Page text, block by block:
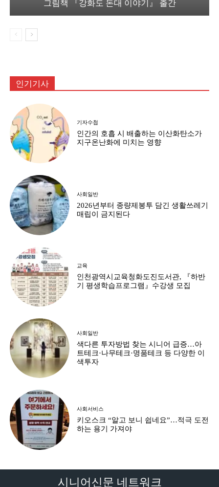
그림책 『강화도 돈대 이야기』 출간
인기기사
기자수첩
인간의 호흡 시 배출하는 이산화탄소가
지구온난화에 미치는 영향
사회일반
2026년부터 종량제봉투 담긴 생활쓰레기
매립이 금지된다
교육
인천광역시교육청화도진도서관, 『하반
기 평생학습프로그램』수강생 모집
사회일반
색다른 투자방법 찾는 시니어 급증…아
트테크·나무테크·명품테크 등 다양한 이
색투자
사회서비스
키오스크 “알고 보니 쉽네요”…적극 도전
하는 용기 가져야
시니어신문 네트워크